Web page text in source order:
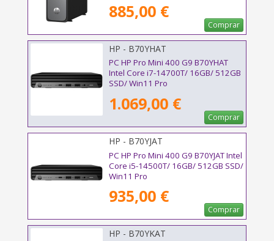
885,00 €
Comprar
HP - B70YHAT
PC HP Pro Mini 400 G9 B70YHAT
Intel Core i7-14700T/ 16GB/ 512GB
SSD/ Win11 Pro
1.069,00 €
Comprar
HP - B70YJAT
PC HP Pro Mini 400 G9 B70YJAT Intel
Core i5-14500T/ 16GB/ 512GB SSD/
Win11 Pro
935,00 €
Comprar
HP - B70YKAT